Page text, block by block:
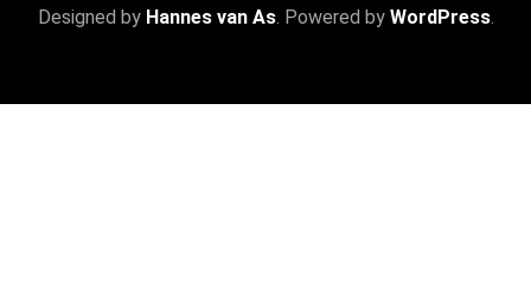
Designed by Hannes van As. Powered by WordPress.